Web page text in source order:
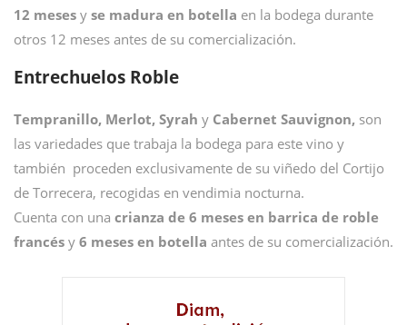
12 meses y se madura en botella en la bodega durante
otros 12 meses antes de su comercialización.
Entrechuelos Roble
Tempranillo, Merlot, Syrah y Cabernet Sauvignon, son
las variedades que trabaja la bodega para este vino y
también proceden exclusivamente de su viñedo del Cortijo
de Torrecera, recogidas en vendimia nocturna.
Cuenta con una crianza de 6 meses en barrica de roble
francés y 6 meses en botella antes de su comercialización.